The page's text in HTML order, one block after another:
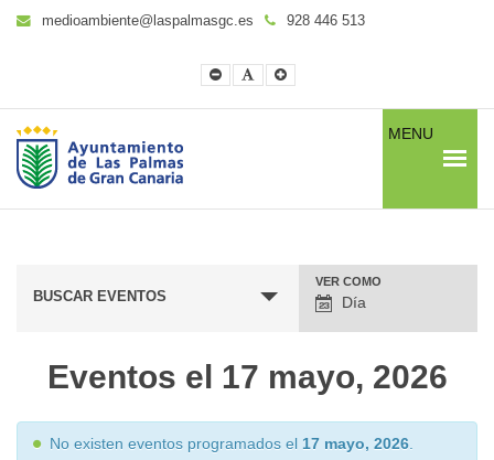
medioambiente@laspalmasgc.es 928 446 513
Smaller
Font
Default
Font
Larger
Font
MENU
BUSCAR EVENTOS
Navegación
entre
de
VER COMO
Día
Eventos el 17 mayo, 2026
No existen eventos programados el 17 mayo, 2026